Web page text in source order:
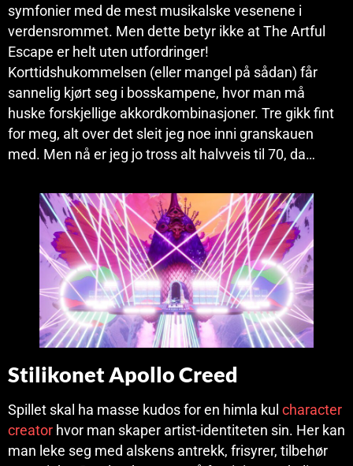
symfonier med de mest musikalske vesenene i
verdensrommet. Men dette betyr ikke at The Artful
Escape er helt uten utfordringer!
Korttidshukommelsen (eller mangel på sådan) får
sannelig kjørt seg i bosskampene, hvor man må
huske forskjellige akkordkombinasjoner. Tre gikk fint
for meg, alt over det sleit jeg noe inni granskauen
med. Men nå er jeg jo tross alt halvveis til 70, da…
Stilikonet Apollo Creed
Spillet skal ha masse kudos for en himla kul character
creator hvor man skaper artist-identiteten sin. Her kan
man leke seg med alskens antrekk, frisyrer, tilbehør